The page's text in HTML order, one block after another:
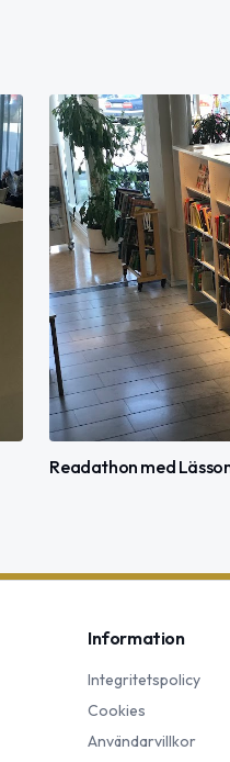
Readathon med
Information
Integritetspolicy
Cookies
Användarvillkor